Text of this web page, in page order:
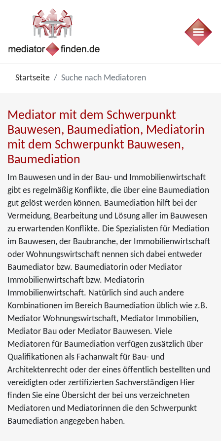
Startseite Suche nach Mediatoren
Mediator mit dem Schwerpunkt
Bauwesen, Baumediation, Mediatorin
mit dem Schwerpunkt Bauwesen,
Baumediation
Im Bauwesen und in der Bau- und Immobilienwirtschaft
gibt es regelmäßig Konflikte, die über eine Baumediation
gut gelöst werden können. Baumediation hilft bei der
Vermeidung, Bearbeitung und Lösung aller im Bauwesen
zu erwartenden Konflikte. Die Spezialisten für Mediation
im Bauwesen, der Baubranche, der Immobilienwirtschaft
oder Wohnungswirtschaft nennen sich dabei entweder
Baumediator bzw. Baumediatorin oder Mediator
Immobilienwirtschaft bzw. Mediatorin
Immobilienwirtschaft. Natürlich sind auch andere
Kombinationen im Bereich Baumediation üblich wie z.B.
Mediator Wohnungswirtschaft, Mediator Immobilien,
Mediator Bau oder Mediator Bauwesen. Viele
Mediatoren für Baumediation verfügen zusätzlich über
Qualifikationen als Fachanwalt für Bau- und
Architektenrecht oder der eines öffentlich bestellten und
vereidigten oder zertifizierten Sachverständigen Hier
finden Sie eine Übersicht der bei uns verzeichneten
Mediatoren und Mediatorinnen die den Schwerpunkt
Baumediation angegeben haben.